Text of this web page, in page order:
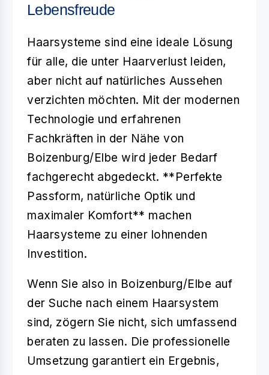
Lebensfreude
Haarsysteme sind eine ideale Lösung
für alle, die unter Haarverlust leiden,
aber nicht auf natürliches Aussehen
verzichten möchten. Mit der modernen
Technologie und erfahrenen
Fachkräften in der Nähe von
Boizenburg/Elbe wird jeder Bedarf
fachgerecht abgedeckt. **Perfekte
Passform, natürliche Optik und
maximaler Komfort** machen
Haarsysteme zu einer lohnenden
Investition.
Wenn Sie also in Boizenburg/Elbe auf
der Suche nach einem Haarsystem
sind, zögern Sie nicht, sich umfassend
beraten zu lassen. Die professionelle
Umsetzung garantiert ein Ergebnis,